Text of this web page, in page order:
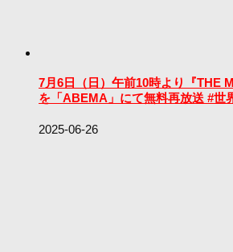
7月6日（日）午前10時より『THE
を「ABEMA」にて無料再放送 #世
2025-06-26